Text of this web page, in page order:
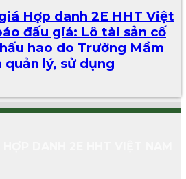
Hợp danh 2E HHT Việt
đấu giá: Lô tài sản cố
hao do Trường Mầm
quản lý, sử dụng